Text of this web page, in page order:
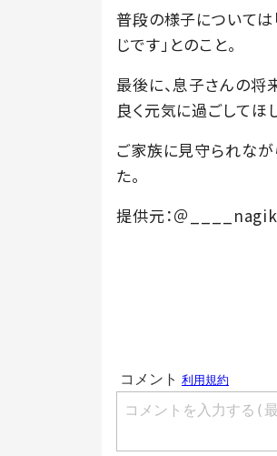
普段の様子については
じです」とのこと。
最後に、息子さんの将
良く元気に過ごしてほ
ご家族に見守られなが
た。
提供元：＠